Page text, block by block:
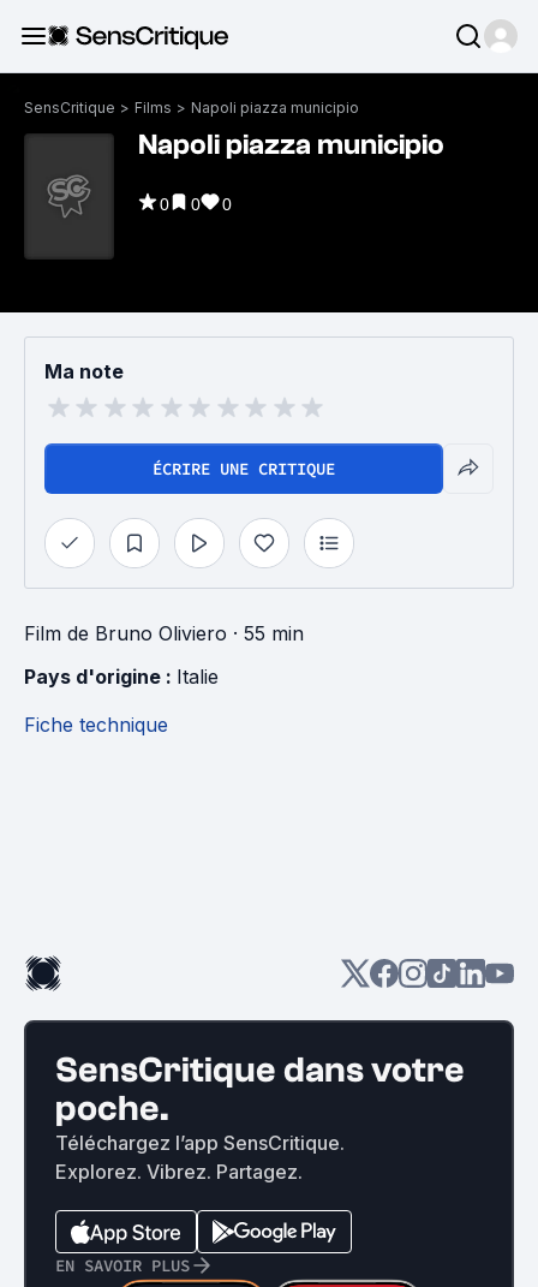
SensCritique > Films > Napoli piazza municipio
Napoli piazza municipio
0 0 0
Ma note
ÉCRIRE UNE CRITIQUE
Film de Bruno Oliviero · 55 min
Pays d'origine : Italie
Fiche technique
SensCritique dans votre
poche.
Téléchargez l’app SensCritique.
Explorez. Vibrez. Partagez.
EN SAVOIR PLUS